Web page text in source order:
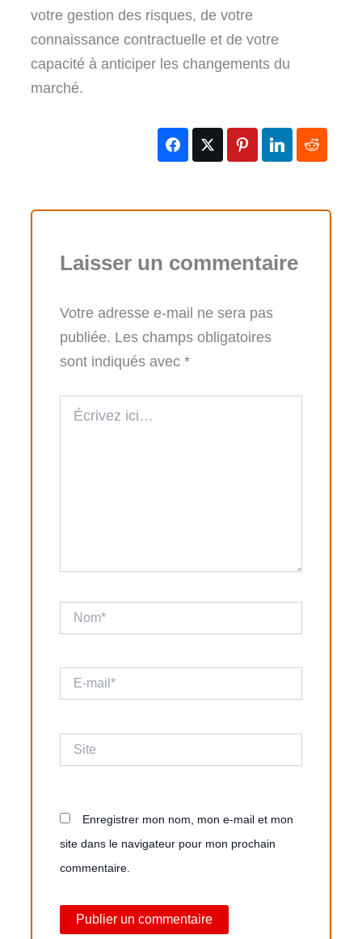
votre gestion des risques, de votre
connaissance contractuelle et de votre
capacité à anticiper les changements du
marché.
Laisser un commentaire
Votre adresse e-mail ne sera pas
publiée. Les champs obligatoires
sont indiqués avec *
ici…
mail*
Enregistrer mon nom, mon e-mail et mon
site dans le navigateur pour mon prochain
commentaire.